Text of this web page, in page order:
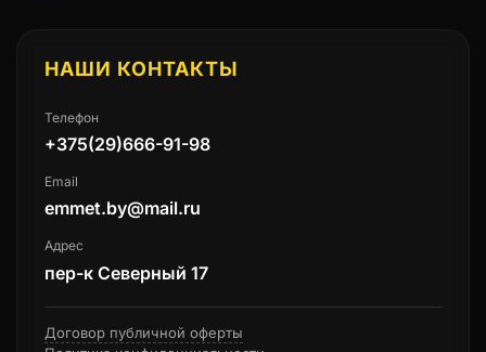
НАШИ КОНТАКТЫ
Телефон
+375(29)666-91-98
Email
emmet.by@mail.ru
Адрес
пер-к Северный 17
Договор публичной оферты